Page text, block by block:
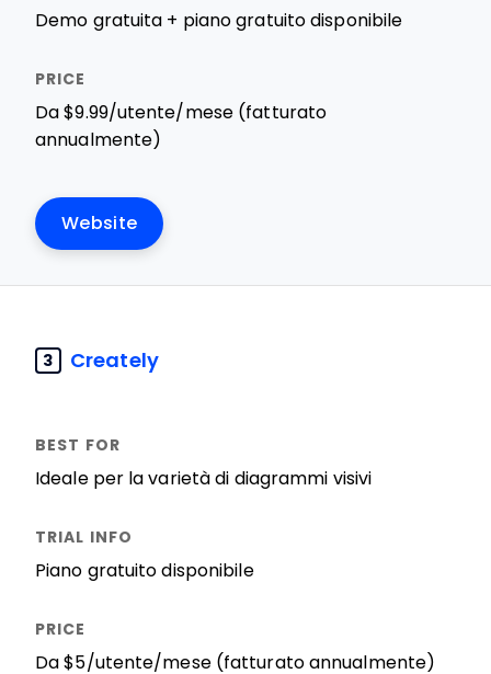
Demo gratuita + piano gratuito disponibile
Da $9.99/utente/mese (fatturato
annualmente)
Website
3 Creately
Ideale per la varietà di diagrammi visivi
Piano gratuito disponibile
Da $5/utente/mese (fatturato annualmente)